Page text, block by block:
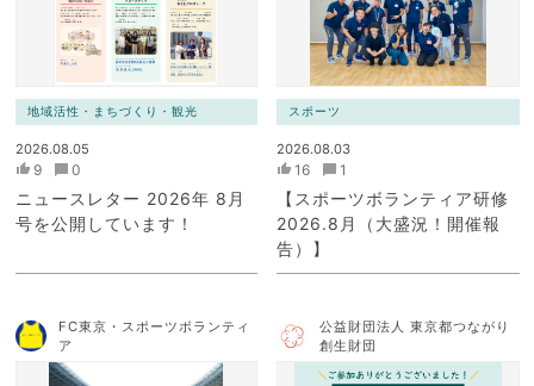
地域活性・まちづくり・観光
2026.08.05
9 0
ニュースレター 2026年 8月
号を公開しています！
スポーツ
2026.08.03
16 1
【スポーツボランティア研修
2026.8月（大盛況！開催報
告）】
FC東京・スポーツボランティ
ア
公益財団法人 東京都つながり
創生財団